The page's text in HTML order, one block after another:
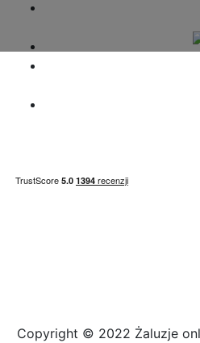
Copyright © 2022 Żaluzje